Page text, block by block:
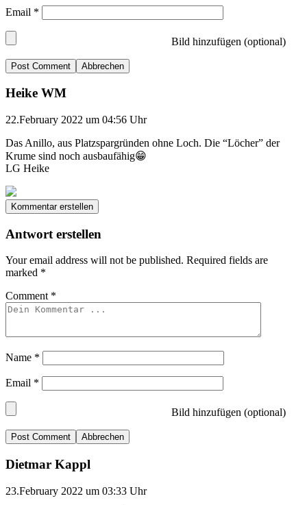
Email *
Bild hinzufügen (optional)
Abbrechen
Heike WM
22.February 2022 um 04:56 Uhr
Das Anillo, aus Platzspargründen ohne Loch. Die “Löcher” der
Krume sind noch ausbaufähig😁
LG Heike
Kommentar erstellen
Antwort erstellen
Your email address will not be published. Required fields are
marked *
Comment *
Name *
Email *
Bild hinzufügen (optional)
Abbrechen
Dietmar Kappl
23.February 2022 um 03:33 Uhr